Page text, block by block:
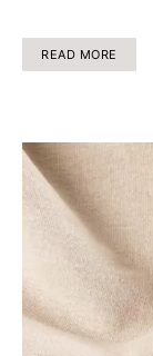
READ MORE